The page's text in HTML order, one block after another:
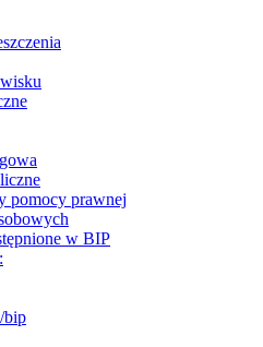
pomocy prawnej
w BIP
bip